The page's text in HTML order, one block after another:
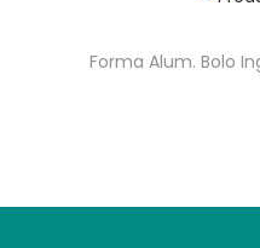
Forma Alum. Bolo